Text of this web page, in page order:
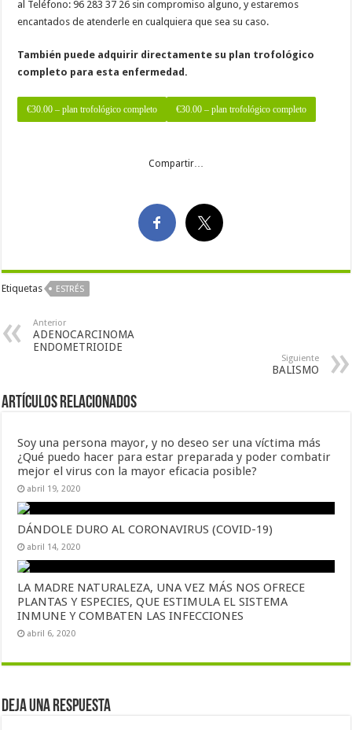
al Teléfono: 96 283 37 26 sin compromiso alguno, y estaremos
encantados de atenderle en cualquiera que sea su caso.
También puede adquirir directamente su plan trofológico
completo para esta enfermedad.
€30.00 – plan trofológico completo
Compartir…
Etiquetas ESTRÉS
Anterior
ADENOCARCINOMA
ENDOMETRIOIDE
Siguiente
BALISMO
Artículos Relacionados
Soy una persona mayor, y no deseo ser una víctima más
¿Qué puedo hacer para estar preparada y poder combatir
mejor el virus con la mayor eficacia posible?
abril 19, 2020
DÁNDOLE DURO AL CORONAVIRUS (COVID-19)
abril 14, 2020
LA MADRE NATURALEZA, UNA VEZ MÁS NOS OFRECE
PLANTAS Y ESPECIES, QUE ESTIMULA EL SISTEMA
INMUNE Y COMBATEN LAS INFECCIONES
abril 6, 2020
Deja una respuesta